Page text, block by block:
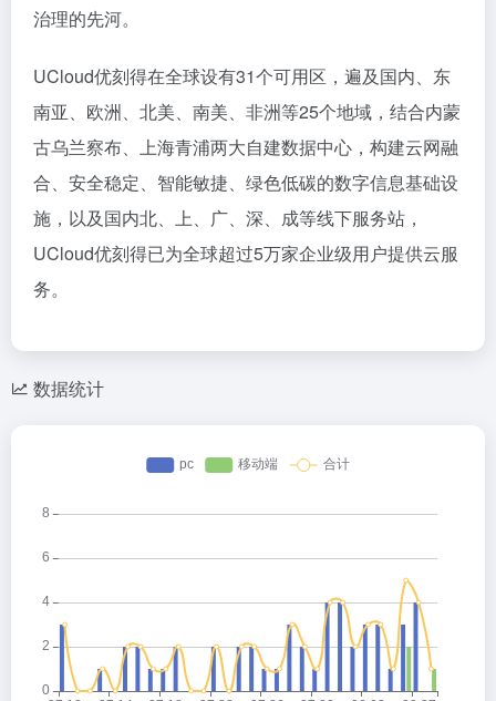
治理的先河。
UCloud优刻得在全球设有31个可用区，遍及国内、东
南亚、欧洲、北美、南美、非洲等25个地域，结合内蒙
古乌兰察布、上海青浦两大自建数据中心，构建云网融
合、安全稳定、智能敏捷、绿色低碳的数字信息基础设
施，以及国内北、上、广、深、成等线下服务站，
UCloud优刻得已为全球超过5万家企业级用户提供云服
务。
数据统计